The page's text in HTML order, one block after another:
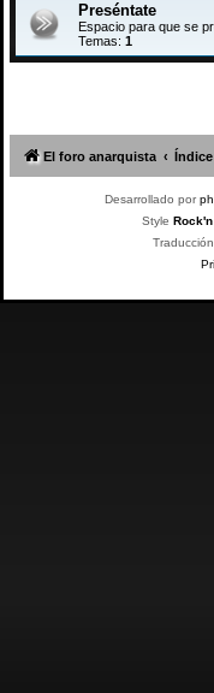
Preséntate
Espacio para que se
Temas: 1
El foro anarquista
Desarrollado por
Style